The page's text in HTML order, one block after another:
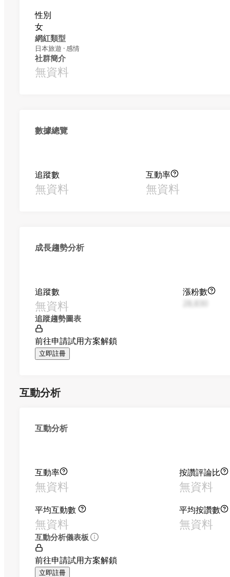
性別
女
網紅類型
日本旅遊 · 感情
社群簡介
無資料
數據總覽
追蹤數
無資料
互動率
無資料
成長趨勢分析
追蹤數
無資料
漲粉數
追蹤趨勢圖表
前往申請試用方案解鎖
立即註冊
互動分析
互動分析
互動率
無資料
按讚評論比
無資料
平均互動數
無資料
平均按讚數
無資料
互動分析儀表板
前往申請試用方案解鎖
立即註冊